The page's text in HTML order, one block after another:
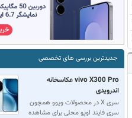
جدیدترین بررسی های تخصصی
vivo X300 Pro عکاسخانه
اندرویدی
سری X در محصولات ویوو همچون
سری فایند اوپو محلی برای مشاهده